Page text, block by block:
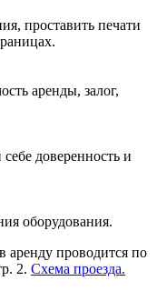
проставить печати
аренды, залог,
доверенность и
оборудования.
аренду проводится по
2. Схема проезда.